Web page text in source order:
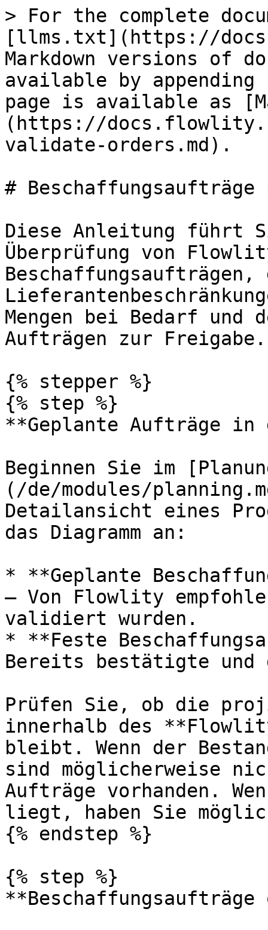
> For the complete
[llms.txt](https://
Markdown versions of
available by
page is available as
(https://
validate-orders.md).
#
Diese Anleitung führt
Überprüfung von
Beschaffungsaufträgen,
Mengen bei Bedarf und
Aufträgen zur Freigabe.
{% stepper %}
{% step %}
**Geplante Aufträge in
Beginnen Sie im
(/de/modules/
Detailansicht eines
das Diagramm an:
* **Geplante
— Von Flowlity
validiert wurden.
* **Feste
Bereits bestätigte und
Prüfen Sie, ob die
innerhalb des
bleibt. Wenn der
sind möglicherweise
Aufträge vorhanden.
liegt, haben Sie
{% endstep %}
{% step %}